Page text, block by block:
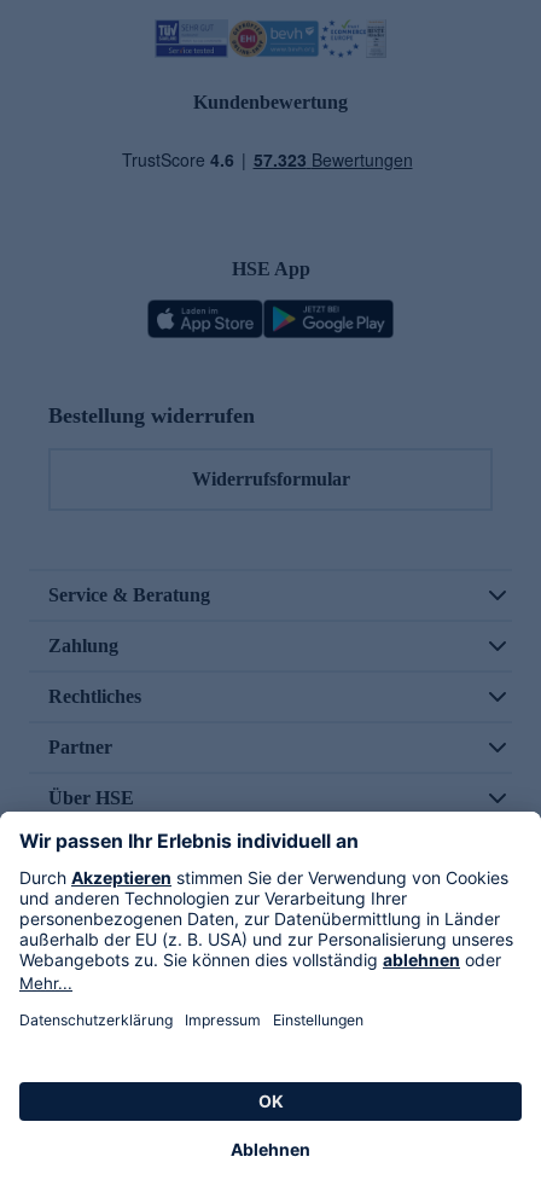
Kundenbewertung
HSE App
Bestellung widerrufen
Widerrufsformular
Service & Beratung
Zahlung
Rechtliches
Partner
Über HSE
Im TV
HSE International